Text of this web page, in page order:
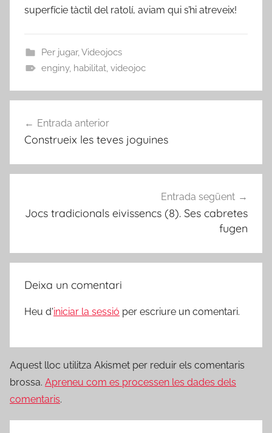
superfície tàctil del ratolí, aviam qui s’hi atreveix!
Per jugar,Videojocs
enginy, habilitat, videojoc
d'entrades
Entrada anterior
Construeix les teves joguines
Entrada següent
Jocs tradicionals eivissencs (8). Ses cabretes
fugen
Deixa un comentari
Heu d'iniciar la sessió per escriure un comentari.
Aquest lloc utilitza Akismet per reduir els comentaris
brossa. Apreneu com es processen les dades dels
comentaris.